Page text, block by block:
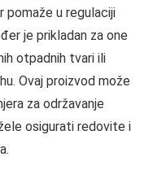
pomaže u regulaciji
je prikladan za one
otpadnih tvari ili
Ovaj proizvod može
za održavanje
osigurati redovite i